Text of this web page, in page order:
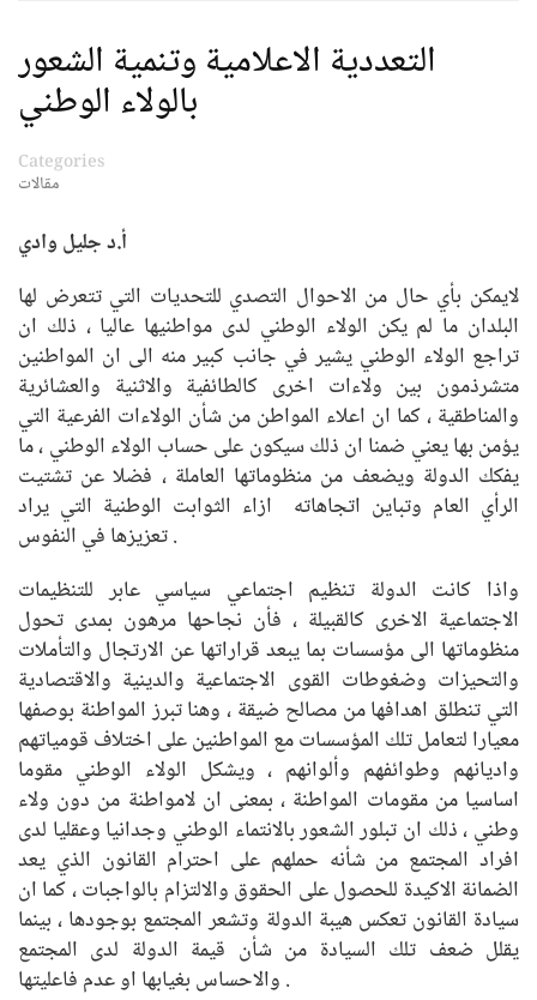
التعددية الاعلامية وتنمية الشعور
بالولاء الوطني
Categories
مقالات
أ.د جليل وادي
لايمكن بأي حال من الاحوال التصدي للتحديات التي تتعرض لها
البلدان ما لم يكن الولاء الوطني لدى مواطنيها عاليا ، ذلك ان
تراجع الولاء الوطني يشير في جانب كبير منه الى ان المواطنين
متشرذمون بين ولاءات اخرى كالطائفية والاثنية والعشائرية
والمناطقية ، كما ان اعلاء المواطن من شأن الولاءات الفرعية التي
يؤمن بها يعني ضمنا ان ذلك سيكون على حساب الولاء الوطني ، ما
يفكك الدولة ويضعف من منظوماتها العاملة ، فضلا عن تشتيت
الرأي العام وتباين اتجاهاته ازاء الثوابت الوطنية التي يراد
تعزيزها في النفوس .
واذا كانت الدولة تنظيم اجتماعي سياسي عابر للتنظيمات
الاجتماعية الاخرى كالقبيلة ، فأن نجاحها مرهون بمدى تحول
منظوماتها الى مؤسسات بما يبعد قراراتها عن الارتجال والتأملات
والتحيزات وضغوطات القوى الاجتماعية والدينية والاقتصادية
التي تنطلق اهدافها من مصالح ضيقة ، وهنا تبرز المواطنة بوصفها
معيارا لتعامل تلك المؤسسات مع المواطنين على اختلاف قومياتهم
واديانهم وطوائفهم وألوانهم ، ويشكل الولاء الوطني مقوما
اساسيا من مقومات المواطنة ، بمعنى ان لامواطنة من دون ولاء
وطني ، ذلك ان تبلور الشعور بالانتماء الوطني وجدانيا وعقليا لدى
افراد المجتمع من شأنه حملهم على احترام القانون الذي يعد
الضمانة الاكيدة للحصول على الحقوق والالتزام بالواجبات ، كما ان
سيادة القانون تعكس هيبة الدولة وتشعر المجتمع بوجودها ، بينما
يقلل ضعف تلك السيادة من شأن قيمة الدولة لدى المجتمع
والاحساس بغيابها او عدم فاعليتها .